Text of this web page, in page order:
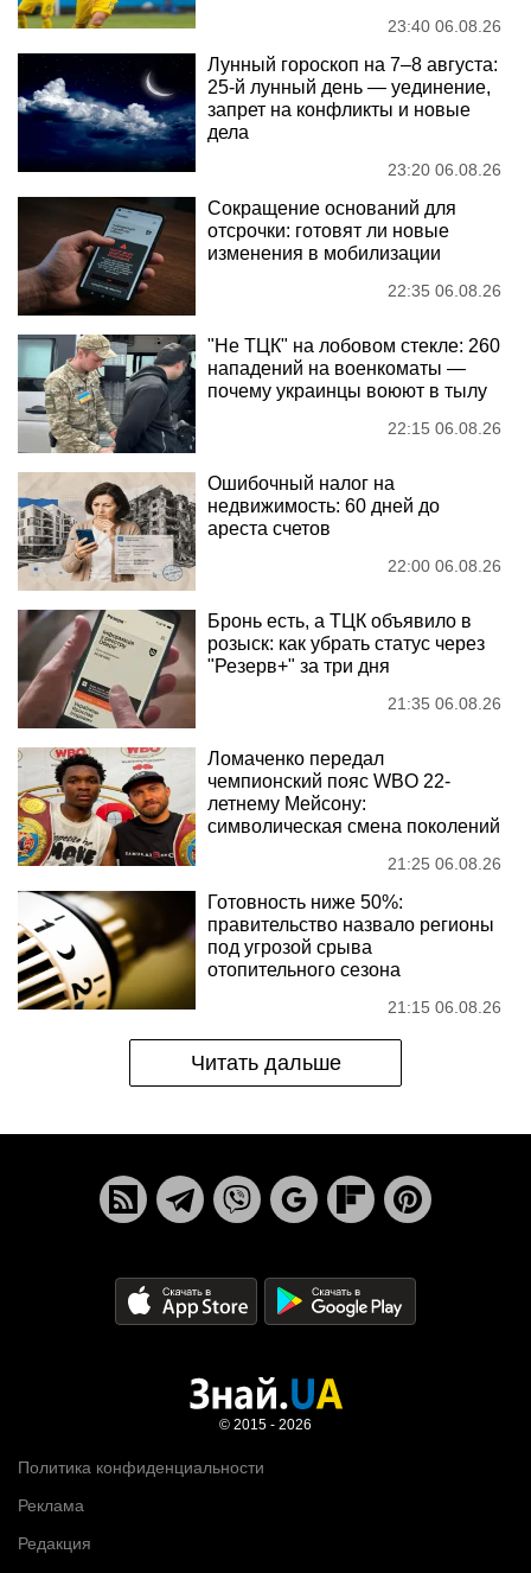
23:40 06.08.26
Лунный гороскоп на 7–8 августа:
25-й лунный день — уединение,
запрет на конфликты и новые
дела
23:20 06.08.26
Сокращение оснований для
отсрочки: готовят ли новые
изменения в мобилизации
22:35 06.08.26
"Не ТЦК" на лобовом стекле: 260
нападений на военкоматы —
почему украинцы воюют в тылу
22:15 06.08.26
Ошибочный налог на
недвижимость: 60 дней до
ареста счетов
22:00 06.08.26
Бронь есть, а ТЦК объявило в
розыск: как убрать статус через
"Резерв+" за три дня
21:35 06.08.26
Ломаченко передал
чемпионский пояс WBO 22-
летнему Мейсону:
символическая смена поколений
21:25 06.08.26
Готовность ниже 50%:
правительство назвало регионы
под угрозой срыва
отопительного сезона
21:15 06.08.26
Читать дальше
Политика конфиденциальности
Реклама
Редакция
© 2015 - 2026